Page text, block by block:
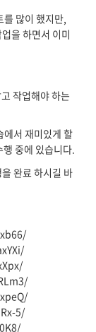
많이 했지만,
을 하면서 이미
작업해야 하는
에서 재미있게 할
중에 있습니다.
완료 하시길 바
5/